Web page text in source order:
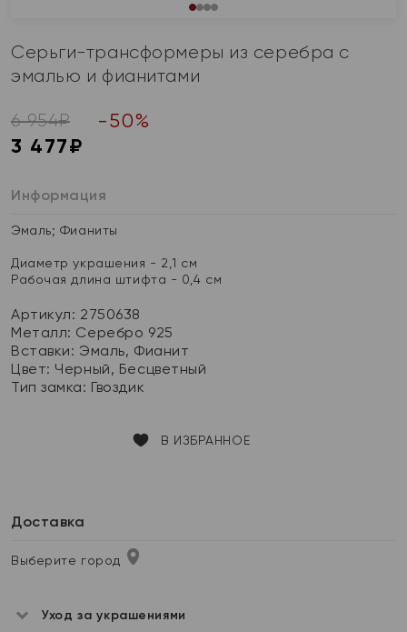
Серьги-трансформеры из серебра с
эмалью и фианитами
6 954₽ -50%
3 477₽
Информация
Эмаль; Фианиты
Диаметр украшения - 2,1 см
Рабочая длина штифта - 0,4 см
Артикул: 2750638
Металл: Серебро 925
Вставки: Эмаль, Фианит
Цвет: Черный, Бесцветный
Тип замка: Гвоздик
В ИЗБРАННОЕ
Доставка
Выберите город
Уход за украшениями